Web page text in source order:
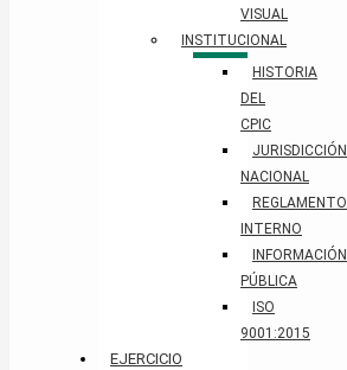
VISUAL
INSTITUCIONAL
HISTORIA
DEL
CPIC
JURISDICCIÓN
NACIONAL
REGLAMENTO
INTERNO
INFORMACIÓN
PÚBLICA
ISO
9001:2015
EJERCICIO